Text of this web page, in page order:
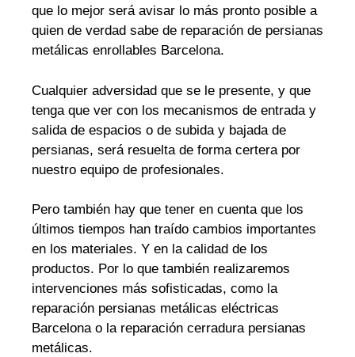
que lo mejor será avisar lo más pronto posible a
quien de verdad sabe de reparación de persianas
metálicas enrollables Barcelona.
Cualquier adversidad que se le presente, y que
tenga que ver con los mecanismos de entrada y
salida de espacios o de subida y bajada de
persianas, será resuelta de forma certera por
nuestro equipo de profesionales.
Pero también hay que tener en cuenta que los
últimos tiempos han traído cambios importantes
en los materiales. Y en la calidad de los
productos. Por lo que también realizaremos
intervenciones más sofisticadas, como la
reparación persianas metálicas eléctricas
Barcelona o la reparación cerradura persianas
metálicas.